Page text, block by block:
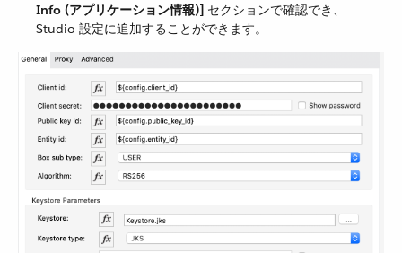
Info (アプリケーション情報)] ​ セクションで確認でき、
Studio 設定に追加することができます。